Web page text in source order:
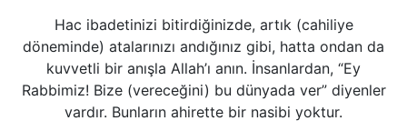
Hac ibadetinizi bitirdiğinizde, artık (cahiliye
döneminde) atalarınızı andığınız gibi, hatta ondan da
kuvvetli bir anışla Allah’ı anın. İnsanlardan, “Ey
Rabbimiz! Bize (vereceğini) bu dünyada ver” diyenler
vardır. Bunların ahirette bir nasibi yoktur.